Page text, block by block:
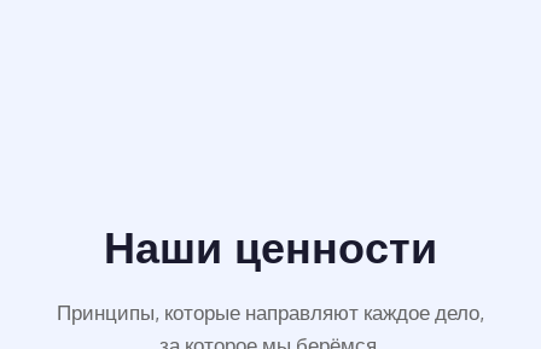
Наши ценности
Принципы, которые направляют каждое дело,